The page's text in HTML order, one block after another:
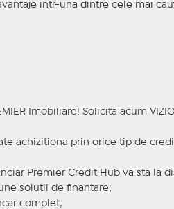
intr-una dintre cele mai
Imobiliare! Solicita acum
achizitiona prin orice tip de
Premier Credit Hub va sta la
solutii de finantare;
complet;